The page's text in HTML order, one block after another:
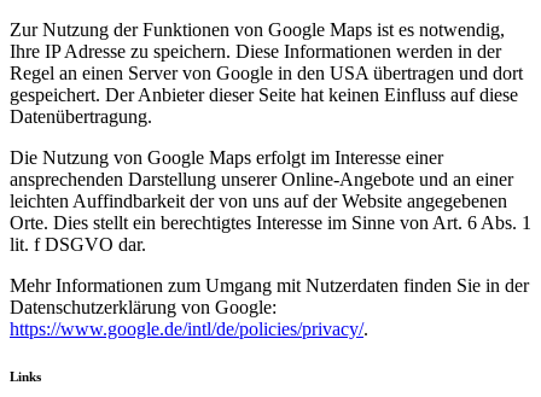
Zur Nutzung der Funktionen von Google Maps ist es notwendig,
Ihre IP Adresse zu speichern. Diese Informationen werden in der
Regel an einen Server von Google in den USA übertragen und dort
gespeichert. Der Anbieter dieser Seite hat keinen Einfluss auf diese
Datenübertragung.
Die Nutzung von Google Maps erfolgt im Interesse einer
ansprechenden Darstellung unserer Online-Angebote und an einer
leichten Auffindbarkeit der von uns auf der Website angegebenen
Orte. Dies stellt ein berechtigtes Interesse im Sinne von Art. 6 Abs. 1
lit. f DSGVO dar.
Mehr Informationen zum Umgang mit Nutzerdaten finden Sie in der
Datenschutzerklärung von Google:
https://www.google.de/intl/de/policies/privacy/.
Links